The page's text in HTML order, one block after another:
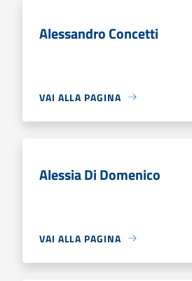
Alessandro Concetti
VAI ALLA PAGINA
Alessia Di Domenico
VAI ALLA PAGINA